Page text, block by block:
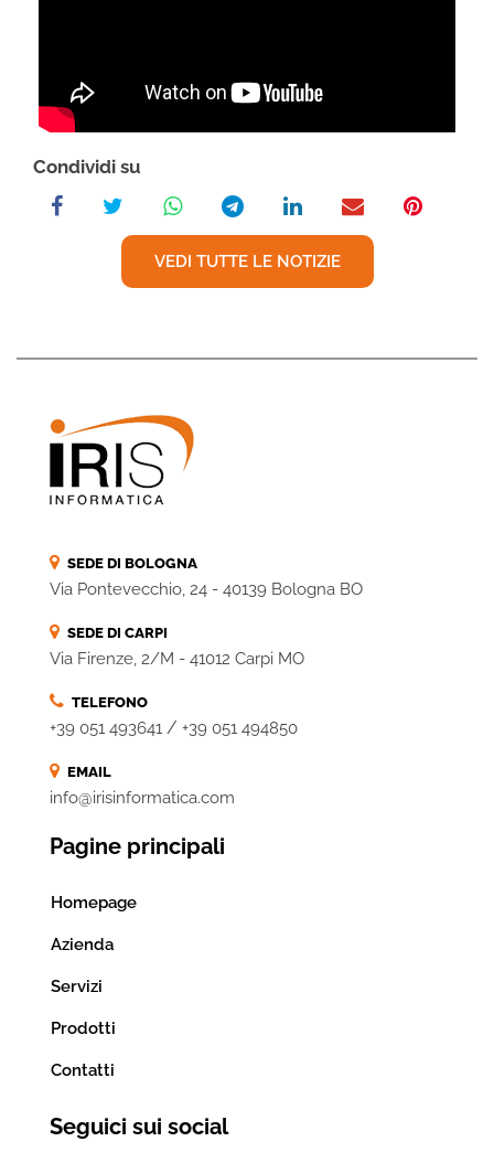
Condividi su
VEDI TUTTE LE NOTIZIE
SEDE DI BOLOGNA
Via Pontevecchio, 24 - 40139 Bologna BO
SEDE DI CARPI
Via Firenze, 2/M - 41012 Carpi MO
TELEFONO
+39 051 493641 / +39 051 494850
EMAIL
info@irisinformatica.com
Pagine principali
Homepage
Azienda
Servizi
Prodotti
Contatti
Seguici sui social